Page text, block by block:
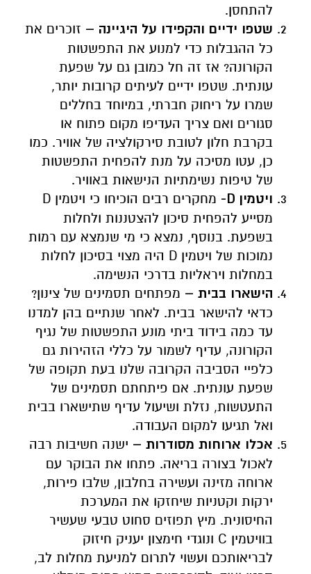
להתחסן.
שטפו ידיים והקפידו על היגיינה – זוכרים את
כל ההגבלות כדי למנוע את התפשטות
הקורונה? אז זה חל כמובן גם על שפעת
עונתית. שטפו ידיים לעיתים קרובות יותר,
שמרו על ריחוק חברתי, במיוחד בחללים
סגורים ואם צריך העדיפו מקום פתוח או
בקרבת חלון לטובת סירקולציה של אוויר. כמו
כן, עטו מסיכה על מנת להפחית התפשטות
של טיפות נשימתיות הנישאות באוויר.
ויטמין D
-
מחקרים רבים הוכיחו כי ויטמין D
מסייע להפחית סיכון להצטננות ולחלות
בשפעת. בנוסף, נמצא כי מי שנמצא עם רמות
נמוכות של ויטמין D היה מצוי בסיכון לחלות
במחלות ויראליות בדרכי הנשימה.
הישארו בבית – מפתחים תסמינים של צינון?
כדאי להישאר בבית. לאחר שנתיים בהן למדנו
עד כמה בידוד ביתי מונע התפשטות של נגיף
הקורונה, עדיף לשמור על כללי הזהירות גם
כלפיי הסביבה הקרובה שלנו בעת תקופה של
שפעת עונתית. אם פיתחתם תסמינים של
התעטשות, נזלת ושיעול עדיף שתישארו בבית
ואל תגיעו למקום העבודה.
אכלו ארוחות מסודרות – ישנה חשיבות רבה
לאכול בצורה בריאה. פתחו את הבוקר עם
ארוחה מזינה ועשירה בחלבון, שלבו פירות,
ירקות וקטניות שיחזקו את המערכת
החיסונית. מיץ תפוזים סחוט טבעי שעשיר
בוויטמין C
ונוגדי חימצון יעניק חיזוק
לבריאותכם ועשוי לתרום למניעת מחלות לב,